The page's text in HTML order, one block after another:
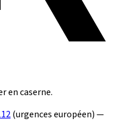
en caserne.
(urgences européen) —